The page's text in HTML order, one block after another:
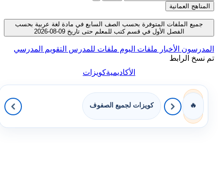
المناهج العمانية
جميع الملفات المتوفرة بحسب الصف السابع في مادة لغة عربية بحسب
الفصل الأول في قسم كتب للمعلم حتى تاريخ 09-08-2026
المدرسون الأخبار ملفات اليوم ملفات للمدرس التقويم المدرسي
تم نسخ الرابط
الأكاديميةكويزات
🔥 كويزات لجميع الصفوف